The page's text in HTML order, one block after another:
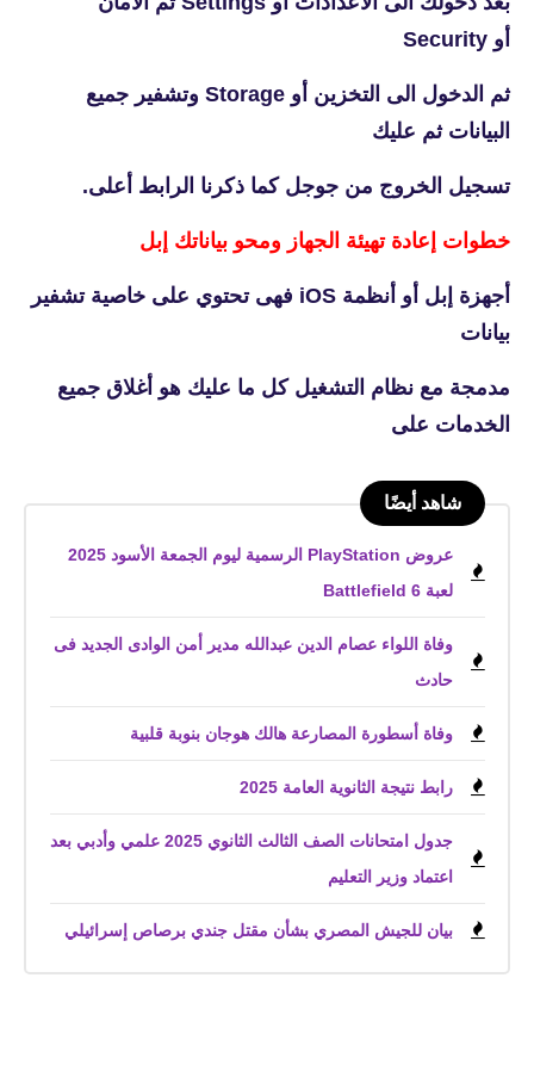
أو Security
ثم الدخول الى التخزين أو Storage وتشفير جميع
البيانات ثم عليك
تسجيل الخروج من جوجل كما ذكرنا الرابط أعلى.
خطوات إعادة تهيئة الجهاز ومحو بياناتك إبل
أجهزة إبل أو أنظمة iOS فهى تحتوي على خاصية تشفير
بيانات
مدمجة مع نظام التشغيل كل ما عليك هو أغلاق جميع
الخدمات على
شاهد أيضًا
عروض PlayStation الرسمية ليوم الجمعة الأسود 2025
لعبة Battlefield 6
وفاة اللواء عصام الدين عبدالله مدير أمن الوادى الجديد فى
حادث
وفاة أسطورة المصارعة هالك هوجان بنوبة قلبية
رابط نتيجة الثانوية العامة 2025
جدول امتحانات الصف الثالث الثانوي 2025 علمي وأدبي بعد
اعتماد وزير التعليم
بيان للجيش المصري بشأن مقتل جندي برصاص إسرائيلي